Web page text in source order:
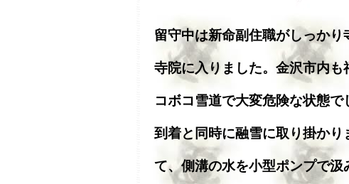
留守中は新命副住職がしっか
寺院に入りました。金沢市内
コボコ雪道で大変危険な状態で
到着と同時に融雪に取り掛か
て、側溝の水を小型ポンプで